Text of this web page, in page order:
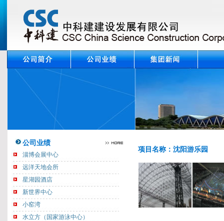
公司业绩
项目名称：沈阳游乐园